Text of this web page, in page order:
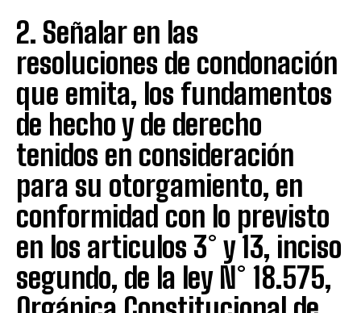
2. Señalar en las
resoluciones de condonación
que emita, los fundamentos
de hecho y de derecho
tenidos en consideración
para su otorgamiento, en
conformidad con lo previsto
en los articulos 3° y 13, inciso
segundo, de la ley N° 18.575,